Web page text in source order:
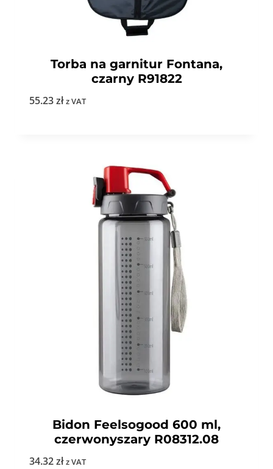
Torba na garnitur Fontana,
czarny R91822
55.23zł z VAT
Bidon Feelsogood 600 ml,
czerwonyszary R08312.08
34.32zł z VAT